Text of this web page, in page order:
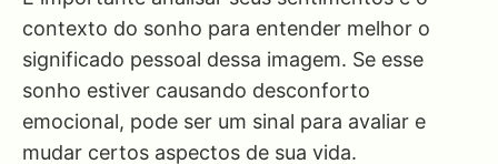
contexto do sonho para entender melhor o
significado pessoal dessa imagem. Se esse
sonho estiver causando desconforto
emocional, pode ser um sinal para avaliar e
mudar certos aspectos de sua vida.